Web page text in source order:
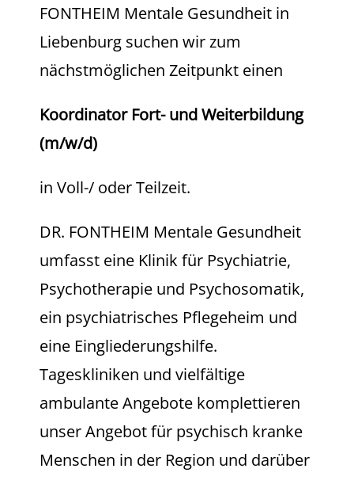
FONTHEIM Mentale Gesundheit in
Liebenburg suchen wir zum
nächstmöglichen Zeitpunkt einen
Koordinator Fort- und Weiterbildung
(m/w/d)
in Voll-/ oder Teilzeit.
DR. FONTHEIM Mentale Gesundheit
umfasst eine Klinik für Psychiatrie,
Psychotherapie und Psychosomatik,
ein psychiatrisches Pflegeheim und
eine Eingliederungshilfe.
Tageskliniken und vielfältige
ambulante Angebote komplettieren
unser Angebot für psychisch kranke
Menschen in der Region und darüber